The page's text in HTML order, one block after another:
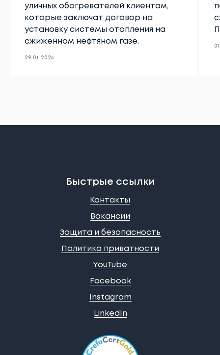
уличных обогревателей клиентам,
которые заключат договор на
установку системы отопления на
сжиженном нефтяном газе.
29.01.2025
Контакты
Вакансии
Защита и безопасность
Быстрые ссылки
Политика приватности
YouTube
Facebook
LinkedIn
Instagram